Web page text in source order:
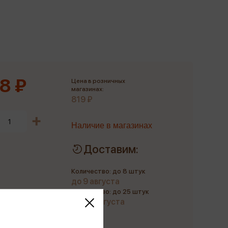
₽
Цена в розничных
магазинах:
819 ₽
Наличие в магазинах
Доставим:
Количество: до 8 штук
до 9 августа
Количество: до 25 штук
до 20 августа